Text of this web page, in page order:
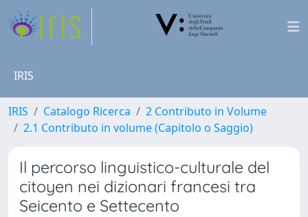
IRIS
IRIS Catalogo Ricerca
2 Contributo in Volume
2.1 Contributo in volume (Capitolo o Saggio)
Il percorso linguistico-culturale del
citoyen nei dizionari francesi tra
Seicento e Settecento